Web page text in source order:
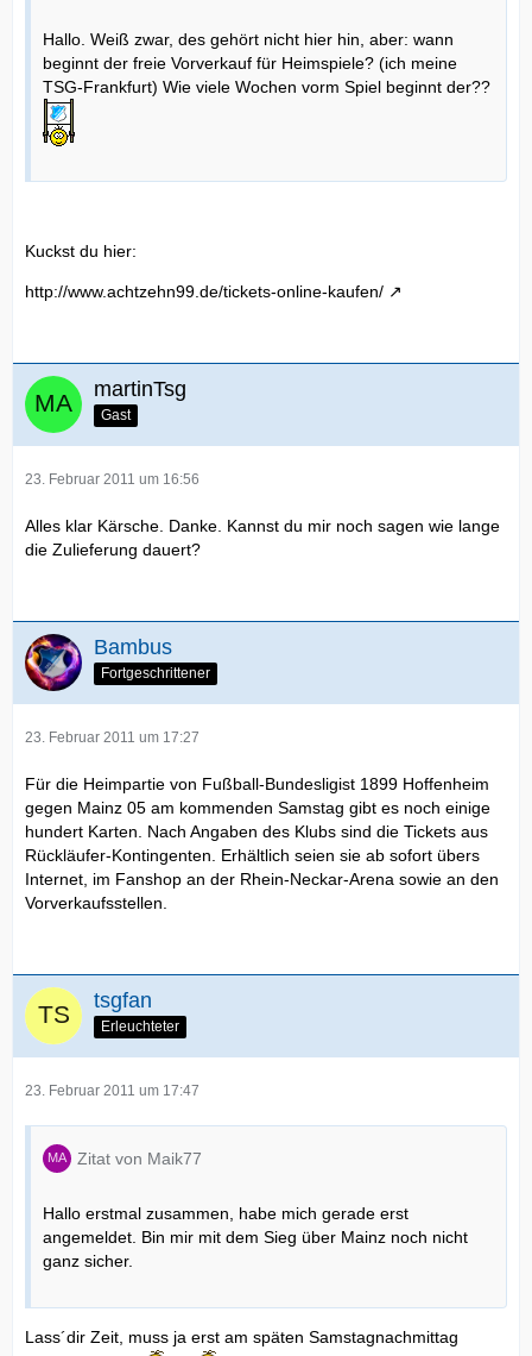
Hallo. Weiß zwar, des gehört nicht hier hin, aber: wann
beginnt der freie Vorverkauf für Heimspiele? (ich meine
TSG-Frankfurt) Wie viele Wochen vorm Spiel beginnt der??
Kuckst du hier:
http://www.achtzehn99.de/tickets-online-kaufen/
martinTsg
Gast
23. Februar 2011 um 16:56
Alles klar Kärsche. Danke. Kannst du mir noch sagen wie lange
die Zulieferung dauert?
Bambus
Fortgeschrittener
23. Februar 2011 um 17:27
Für die Heimpartie von Fußball-Bundesligist 1899 Hoffenheim
gegen Mainz 05 am kommenden Samstag gibt es noch einige
hundert Karten. Nach Angaben des Klubs sind die Tickets aus
Rückläufer-Kontingenten. Erhältlich seien sie ab sofort übers
Internet, im Fanshop an der Rhein-Neckar-Arena sowie an den
Vorverkaufsstellen.
tsgfan
Erleuchteter
23. Februar 2011 um 17:47
Zitat von Maik77
Hallo erstmal zusammen, habe mich gerade erst
angemeldet. Bin mir mit dem Sieg über Mainz noch nicht
ganz sicher.
Lass´dir Zeit, muss ja erst am späten Samstagnachmittag